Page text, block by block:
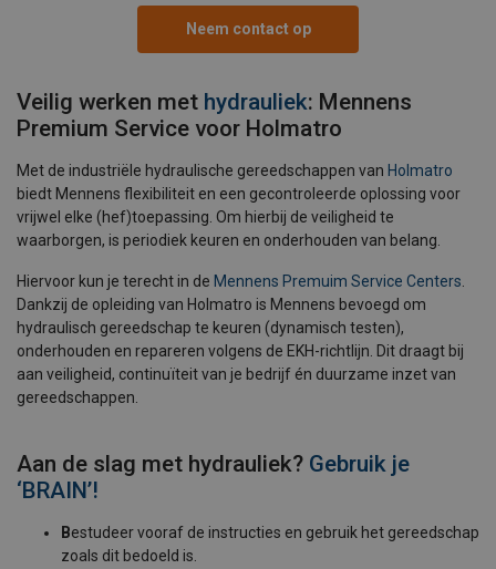
Neem contact op
Veilig werken met hydrauliek: Mennens
Premium Service voor Holmatro
Met de industriële hydraulische gereedschappen van Holmatro
biedt Mennens flexibiliteit en een gecontroleerde oplossing voor
vrijwel elke (hef)toepassing. Om hierbij de veiligheid te
waarborgen, is periodiek keuren en onderhouden van belang.
Hiervoor kun je terecht in de Mennens Premuim Service Centers
Dankzij de opleiding van Holmatro is Mennens bevoegd om
hydraulisch gereedschap te keuren (dynamisch testen),
onderhouden en repareren volgens de EKH-richtlijn. Dit draagt bij
aan veiligheid, continuïteit van je bedrijf én duurzame inzet van
gereedschappen.
Aan de slag met hydrauliek? Gebruik je
‘BRAIN’!
Bestudeer vooraf de instructies en gebruik het gereedschap
zoals dit bedoeld is.